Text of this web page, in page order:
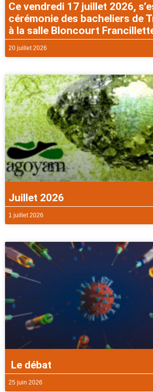
Ce vendredi 17 juillet 2026,
cérémonie des bacheliers de
à la salle Bloncourt
20 juillet 2026
Juillet 2026
1 juillet 2026
Le débat
25 juin 2026